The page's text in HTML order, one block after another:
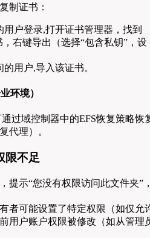
制证书：
用户登录,打开证书管理器，找到
右键导出（选择“包含私钥”，设
用户,导入该证书。
环境）
过域控制器中的EFS恢复策略恢
代理）。
限不足
提示“您没有权限访问此文件夹”
者可能设置了特定权限（如仅允
用户账户权限被修改（如从管理